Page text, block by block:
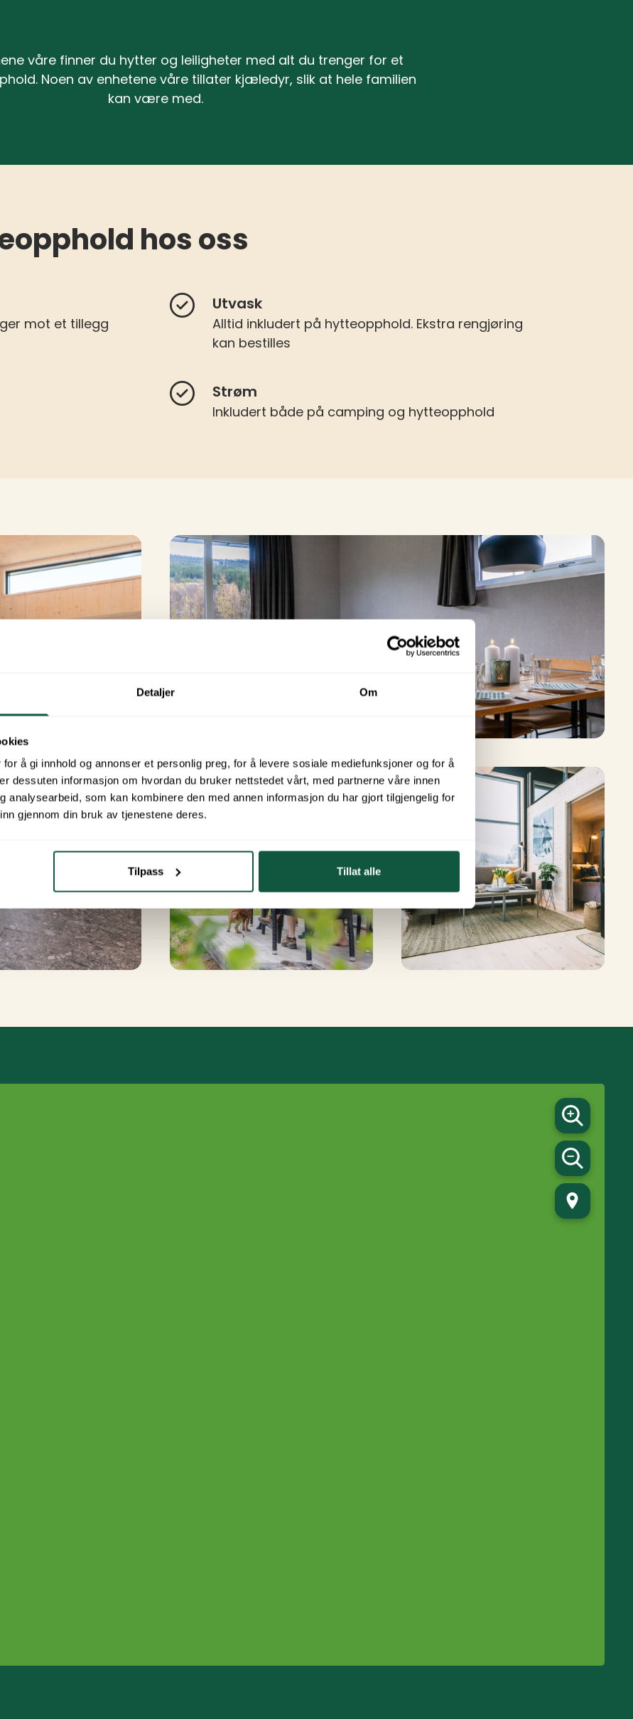
Detaljer Om
å gi innhold og annonser et personlig preg, for å levere sosiale mediefunksjoner og for å
dessuten informasjon om hvordan du bruker nettstedet vårt, med partnerne våre innen
analysearbeid, som kan kombinere den med annen informasjon du har gjort tilgjengelig for
gjennom din bruk av tjenestene deres.
Tilpass Tillat alle
våre finner du hytter og leiligheter med alt du trenger for et
Noen av enhetene våre tillater kjæledyr, slik at hele familien
kan være med.
hos oss
mot et tillegg
Utvask
Alltid inkludert på hytteopphold. Ekstra rengjøring
kan bestilles
Strøm
Inkludert både på camping og hytteopphold